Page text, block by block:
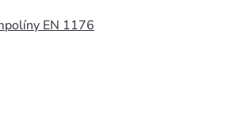
EN 1176